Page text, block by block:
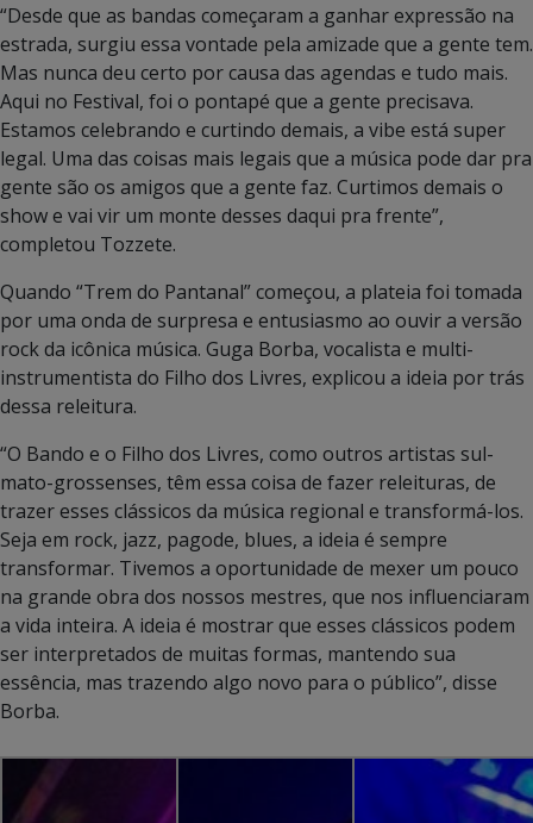
“Desde que as bandas começaram a ganhar expressão na
estrada, surgiu essa vontade pela amizade que a gente tem.
Mas nunca deu certo por causa das agendas e tudo mais.
Aqui no Festival, foi o pontapé que a gente precisava.
Estamos celebrando e curtindo demais, a vibe está super
legal. Uma das coisas mais legais que a música pode dar pra
gente são os amigos que a gente faz. Curtimos demais o
show e vai vir um monte desses daqui pra frente”,
completou Tozzete.
Quando “Trem do Pantanal” começou, a plateia foi tomada
por uma onda de surpresa e entusiasmo ao ouvir a versão
rock da icônica música. Guga Borba, vocalista e multi-
instrumentista do Filho dos Livres, explicou a ideia por trás
dessa releitura.
“O Bando e o Filho dos Livres, como outros artistas sul-
mato-grossenses, têm essa coisa de fazer releituras, de
trazer esses clássicos da música regional e transformá-los.
Seja em rock, jazz, pagode, blues, a ideia é sempre
transformar. Tivemos a oportunidade de mexer um pouco
na grande obra dos nossos mestres, que nos influenciaram
a vida inteira. A ideia é mostrar que esses clássicos podem
ser interpretados de muitas formas, mantendo sua
essência, mas trazendo algo novo para o público”, disse
Borba.